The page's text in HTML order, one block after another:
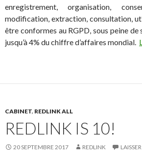
enregistrement, organisation,
modification, extraction, consultation,
être conformes au RGPD, sous peine
jusqu’à 4% du chiffre d’affaires mondial.
CABINET, REDLINK ALL
REDLINK IS 10!
20 SEPTEMBRE 2017 REDLINK